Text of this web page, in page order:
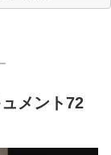
メント72